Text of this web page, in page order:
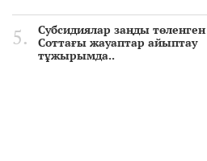
Субсидиялар заңды төленген
Соттағы жауаптар айыптау
тұжырымда..